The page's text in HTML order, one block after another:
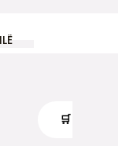
🛒